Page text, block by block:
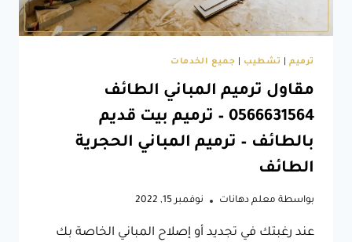
مباني
الطائف
ترميم| تشطيب جميع الخدمات
مقاول ترميم المباني الطائف
0566631564 – ترميم بيت قديم
بالطائف – ترميم المباني الحجرية
الطائف
بواسطة معلم دهانات نوفمبر 15, 2022
عند رغبتك في تجديد أو إصلاح المباني الخاصة بك